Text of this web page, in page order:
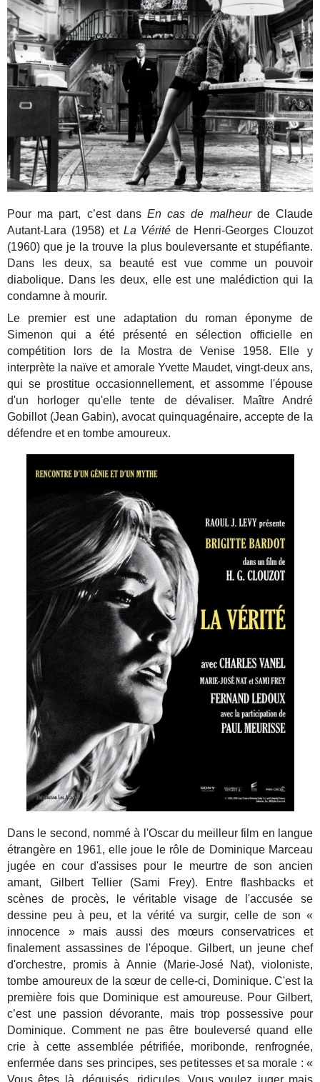
Pour ma part, c’est dans En cas de malheur de Claude
Autant-Lara (1958) et La Vérité de Henri-Georges Clouzot
(1960) que je la trouve la plus bouleversante et stupéfiante.
Dans les deux, sa beauté est vue comme un pouvoir
diabolique. Dans les deux, elle est une malédiction qui la
condamne à mourir.
Le premier est une adaptation du roman éponyme de
Simenon qui a été présenté en sélection officielle en
compétition lors de la Mostra de Venise 1958. Elle y
interprète la naïve et amorale Yvette Maudet, vingt-deux ans,
qui se prostitue occasionnellement, et assomme l'épouse
d'un horloger qu'elle tente de dévaliser. Maître André
Gobillot (Jean Gabin), avocat quinquagénaire, accepte de la
défendre et en tombe amoureux.
Dans le second, nommé à l'Oscar du meilleur film en langue
étrangère en 1961, elle joue le rôle de Dominique Marceau
jugée en cour d'assises pour le meurtre de son ancien
amant, Gilbert Tellier (Sami Frey). Entre flashbacks et
scènes de procès, le véritable visage de l'accusée se
dessine peu à peu, et la vérité va surgir, celle de son «
innocence » mais aussi des mœurs conservatrices et
finalement assassines de l'époque. Gilbert, un jeune chef
d'orchestre, promis à Annie (Marie-José Nat), violoniste,
tombe amoureux de la sœur de celle-ci, Dominique. C'est la
première fois que Dominique est amoureuse. Pour Gilbert,
c’est une passion dévorante, mais trop possessive pour
Dominique. Comment ne pas être bouleversé quand elle
crie à cette assemblée pétrifiée, moribonde, renfrognée,
enfermée dans ses principes, ses petitesses et sa morale : «
Vous êtes là, déguisés, ridicules. Vous voulez juger mais